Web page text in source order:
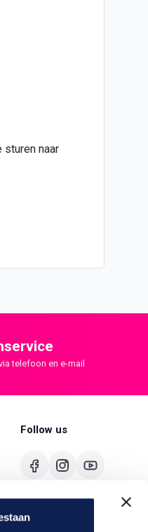
sturen naar
telefoon en e-mail
Follow us